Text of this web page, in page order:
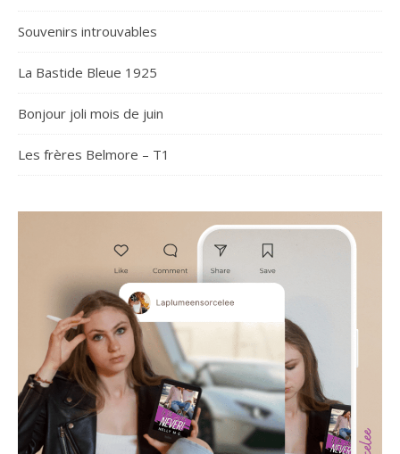
Souvenirs introuvables
La Bastide Bleue 1925
Bonjour joli mois de juin
Les frères Belmore – T1